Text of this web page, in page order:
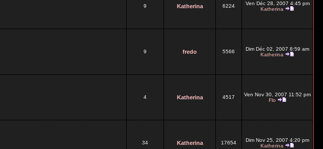
9 Katherina 6224
Ven Déc 28, 2007 4:45 pm
Katherina
9 fredo 5566
Dim Déc 02, 2007 8:59 am
Katherina
4 Katherina 4517
Ven Nov 30, 2007 11:52 pm
Flo
34 Katherina 17654
Dim Nov 25, 2007 4:20 pm
Katherina